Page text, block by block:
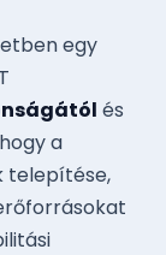
egy
és
a
telepítése,